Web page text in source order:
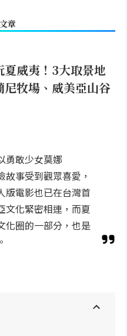
章
威夷！3大取景地
牧場、威美亞山谷
勇敢少女莫娜
故事受到觀眾喜愛，
版電影也已在台灣首
文化緊密相連，而夏
化圈的一部分，也是